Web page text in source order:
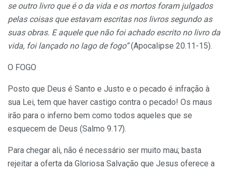
se outro livro que é o da vida e os mortos foram julgados
pelas coisas que estavam escritas nos livros segundo as
suas obras. E aquele que não foi achado escrito no livro da
vida, foi lançado no lago de fogo”(Apocalipse 20.11-15).
O FOGO
Posto que Deus é Santo e Justo e o pecado é infração à
sua Lei, tem que haver castigo contra o pecado! Os maus
irão para o inferno bem como todos aqueles que se
esquecem de Deus (Salmo 9.17).
Para chegar ali, não é necessário ser muito mau; basta
rejeitar a oferta da Gloriosa Salvação que Jesus oferece a